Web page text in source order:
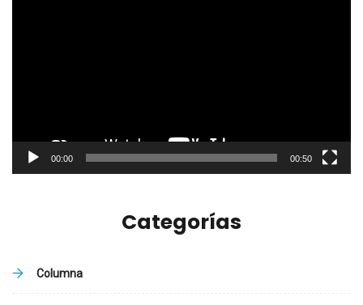
00:00 00:50
Categorías
Columna